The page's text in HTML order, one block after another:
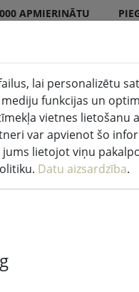
APMIERINĀTU
un ārpus
lai personalizētu
funkcijas un
vietnes lietošanu
var apvienot šo
lietojot viņu
Datu aizsardzība.